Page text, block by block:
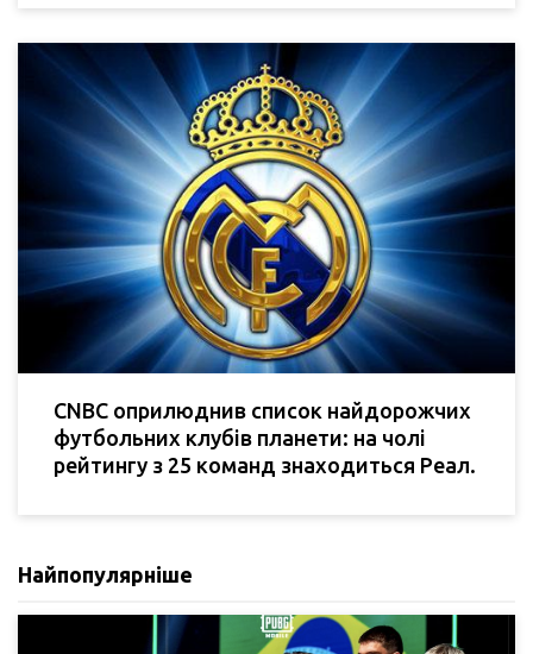
CNBC оприлюднив список найдорожчих
футбольних клубів планети: на чолі
рейтингу з 25 команд знаходиться Реал.
Найпопулярніше